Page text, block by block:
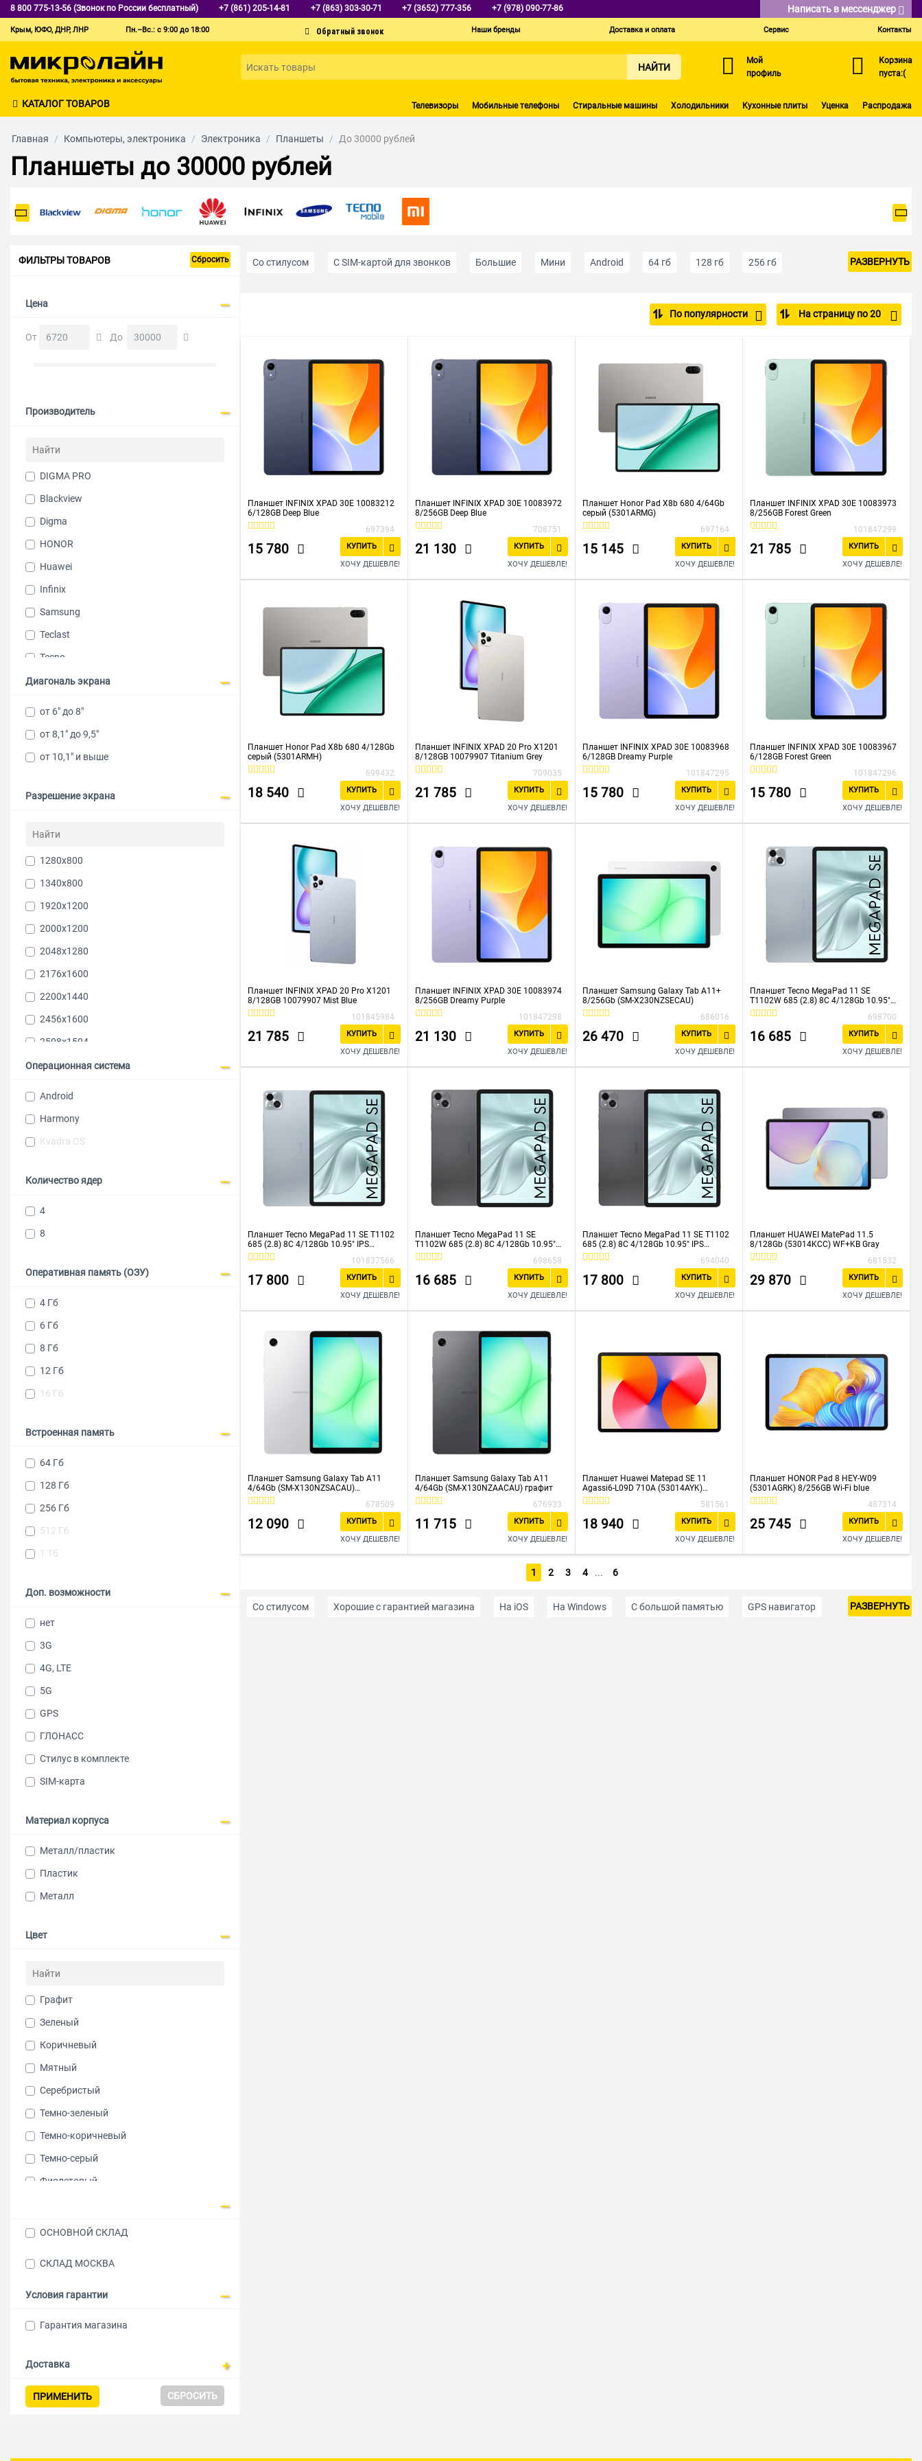
8 800 775-13-56 (Звонок по России бесплатный) +7 (861) 205-14-81 +7 (863) 303-30-71 +7 (3652) 777-356 +7 (978) 090-77-86 Написать в мессенджер
Крым, ЮФО, ДНР, ЛНР Пн.–Вс.: с 9:00 до 18:00 Наши бренды Доставка и оплата Сервис Контакты
НАЙТИ
Мой
профиль
Корзина
пуста:(
КАТАЛОГ ТОВАРОВ Телевизоры Мобильные телефоны Стиральные машины Холодильники Кухонные плиты Уценка Распродажа
Главная / Компьютеры, электроника / Электроника / Планшеты / До 30000 рублей
Планшеты до 30000 рублей
ФИЛЬТРЫ ТОВАРОВ Сбросить
Цена
От До
Производитель
DIGMA PRO
Blackview
Digma
HONOR
Huawei
Infinix
Samsung
Teclast
Tecno
Ulefone
Диагональ экрана
от 6" до 8"
от 8,1" до 9,5"
от 10,1" и выше
Разрешение экрана
1280x800
1340x800
1920х1200
2000x1200
2048x1280
2176x1600
2200х1440
2456x1600
2508x1504
2560х1600
2880x1840
3200x2136
Операционная система
Android
Harmony
Kvadra OS
Количество ядер
4
8
Оперативная память (ОЗУ)
4 Гб
6 Гб
8 Гб
12 Гб
16 Гб
Встроенная память
64 Гб
128 Гб
256 Гб
512 Гб
1 Тб
Доп. возможности
нет
3G
4G, LTE
5G
GPS
ГЛОНАСС
Стилус в комплекте
SIM-карта
Материал корпуса
Металл/пластик
Пластик
Металл
Цвет
Графит
Зеленый
Коричневый
Мятный
Серебристый
Темно-зеленый
Темно-коричневый
Темно-серый
Фиолетовый
Голубой
Бежевый
ОСНОВНОЙ СКЛАД
СКЛАД МОСКВА
Условия гарантии
Гарантия магазина
Доставка
ПРИМЕНИТЬ СБРОСИТЬ
Со стилусом С SIM-картой для звонков Большие Мини Android 64 гб 128 гб 256 гб РАЗВЕРНУТЬ
По популярности На страницу по 20
Планшет INFINIX XPAD 30E 10083212
6/128GB Deep Blue
697394
15 780
КУПИТЬ
ХОЧУ ДЕШЕВЛЕ!
Планшет INFINIX XPAD 30E 10083972
8/256GB Deep Blue
708751
21 130
КУПИТЬ
ХОЧУ ДЕШЕВЛЕ!
Планшет Honor Pad X8b 680 4/64Gb
серый (5301ARMG)
697164
15 145
КУПИТЬ
ХОЧУ ДЕШЕВЛЕ!
Планшет INFINIX XPAD 30E 10083973
8/256GB Forest Green
101847299
21 785
КУПИТЬ
ХОЧУ ДЕШЕВЛЕ!
Планшет Honor Pad X8b 680 4/128Gb
серый (5301ARMH)
699432
18 540
КУПИТЬ
ХОЧУ ДЕШЕВЛЕ!
Планшет INFINIX XPAD 20 Pro X1201
8/128GB 10079907 Titanium Grey
709035
21 785
КУПИТЬ
ХОЧУ ДЕШЕВЛЕ!
Планшет INFINIX XPAD 30E 10083968
6/128GB Dreamy Purple
101847295
15 780
КУПИТЬ
ХОЧУ ДЕШЕВЛЕ!
Планшет INFINIX XPAD 30E 10083967
6/128GB Forest Green
101847296
15 780
КУПИТЬ
ХОЧУ ДЕШЕВЛЕ!
Планшет INFINIX XPAD 20 Pro X1201
8/128GB 10079907 Mist Blue
101845984
21 785
КУПИТЬ
ХОЧУ ДЕШЕВЛЕ!
Планшет INFINIX XPAD 30E 10083974
8/256GB Dreamy Purple
101847298
21 130
КУПИТЬ
ХОЧУ ДЕШЕВЛЕ!
Планшет Samsung Galaxy Tab A11+
8/256Gb (SM-X230NZSECAU)
686016
26 470
КУПИТЬ
ХОЧУ ДЕШЕВЛЕ!
Планшет Tecno MegaPad 11 SE
T1102W 685 (2.8) 8C 4/128Gb 10.95"
IPS 1920x1200 Android 15 голубой
8Mpix 5Mpix BT WiFi microSD 1Tb
8000mAh
698700
16 685
КУПИТЬ
ХОЧУ ДЕШЕВЛЕ!
Планшет Tecno MegaPad 11 SE T1102
685 (2.8) 8C 4/128Gb 10.95" IPS
1920x1200 4G Android 15 голубой
8Mpix 5Mpix BT WiFi microSD 1Tb
8000mAh
101837566
17 800
КУПИТЬ
ХОЧУ ДЕШЕВЛЕ!
Планшет Tecno MegaPad 11 SE
T1102W 685 (2.8) 8C 4/128Gb 10.95"
IPS 1920x1200 Android 15 серый 8Mpix
5Mpix BT WiFi microSD 1Tb 8000mAh
1776hrs
698658
16 685
КУПИТЬ
ХОЧУ ДЕШЕВЛЕ!
Планшет Tecno MegaPad 11 SE T1102
685 (2.8) 8C 4/128Gb 10.95" IPS
1920x1200 4G Android 15 серый 8Mpix
5Mpix BT WiFi microSD 1Tb 8000mAh
1776hr
694040
17 800
КУПИТЬ
ХОЧУ ДЕШЕВЛЕ!
Планшет HUAWEI MatePad 11.5
8/128Gb (53014KCC) WF+KB Gray
681532
29 870
КУПИТЬ
ХОЧУ ДЕШЕВЛЕ!
Планшет Samsung Galaxy Tab A11
4/64Gb (SM-X130NZSACAU)
серебристый
678509
12 090
КУПИТЬ
ХОЧУ ДЕШЕВЛЕ!
Планшет Samsung Galaxy Tab A11
4/64Gb (SM-X130NZAACAU) графит
676933
11 715
КУПИТЬ
ХОЧУ ДЕШЕВЛЕ!
Планшет Huawei Matepad SE 11
Agassi6-L09D 710A (53014AYK)
8Gb/128Gb
581561
18 940
КУПИТЬ
ХОЧУ ДЕШЕВЛЕ!
Планшет HONOR Pad 8 HEY-W09
(5301AGRK) 8/256GB Wi-Fi blue
487314
25 745
КУПИТЬ
ХОЧУ ДЕШЕВЛЕ!
1 2 3 4 ... 6
Со стилусом Хорошие с гарантией магазина На iOS На Windows C большой памятью GPS навигатор РАЗВЕРНУТЬ